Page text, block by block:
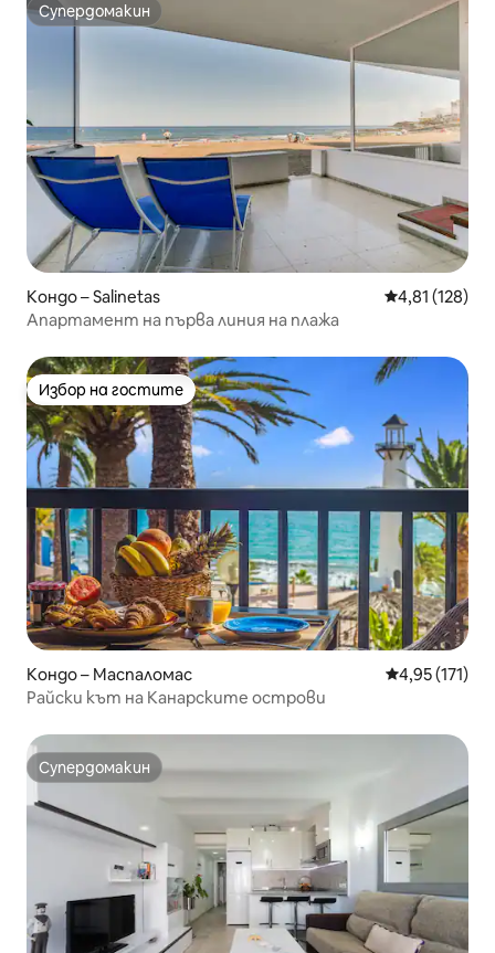
Супердомакин
Супердомакин
Кондо – Salinetas Средна
4,81 (128)
Апартамент на първа линия на плажа
Избор на гостите
Избор на гостите
Кондо – Маспаломас Средна
4,95 (171)
Райски кът на Канарските острови
Супердомакин
Супердомакин